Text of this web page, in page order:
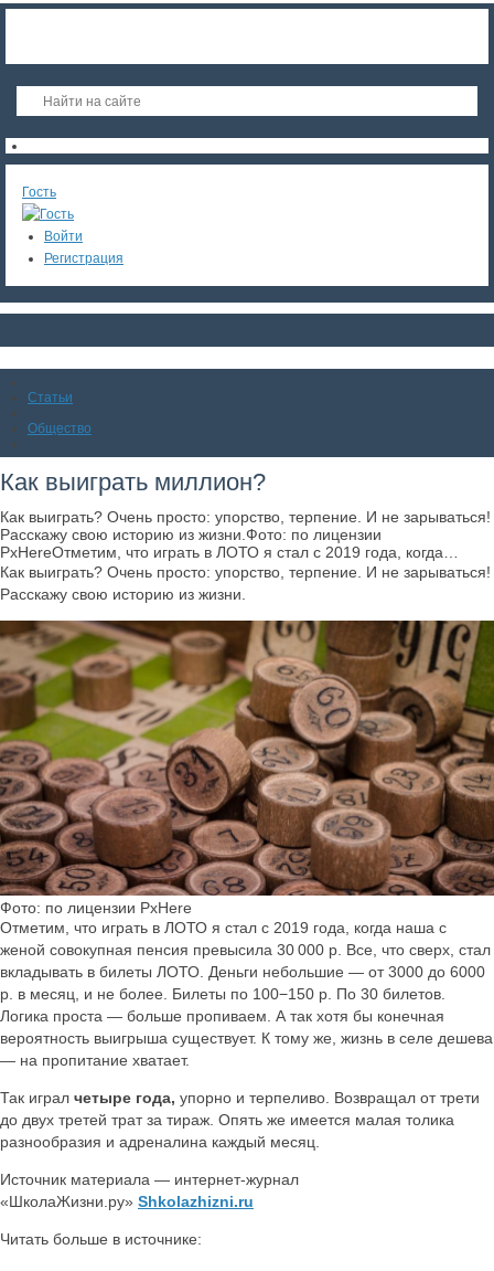
Гость
Войти
Регистрация
Статьи
Общество
Как выиграть миллион?
Как выиграть? Очень просто: упорство, терпение. И не зарываться!
Расскажу свою историю из жизни.Фото: по лицензии
PxHereОтметим, что играть в ЛОТО я стал с 2019 года, когда…
Как выиграть? Очень просто: упорство, терпение. И не зарываться!
Расскажу свою историю из жизни.
Фото: по лицензии PxHere
Отметим, что играть в ЛОТО я стал с 2019 года, когда наша с
женой совокупная пенсия превысила 30 000 р. Все, что сверх, стал
вкладывать в билеты ЛОТО. Деньги небольшие — от 3000 до 6000
р. в месяц, и не более. Билеты по 100−150 р. По 30 билетов.
Логика проста — больше пропиваем. А так хотя бы конечная
вероятность выигрыша существует. К тому же, жизнь в селе дешева
— на пропитание хватает.
Так играл четыре года, упорно и терпеливо. Возвращал от трети
до двух третей трат за тираж. Опять же имеется малая толика
разнообразия и адреналина каждый месяц.
Источник материала — интернет-журнал
«ШколаЖизни.ру» Shkolazhizni.ru
Читать больше в источнике: